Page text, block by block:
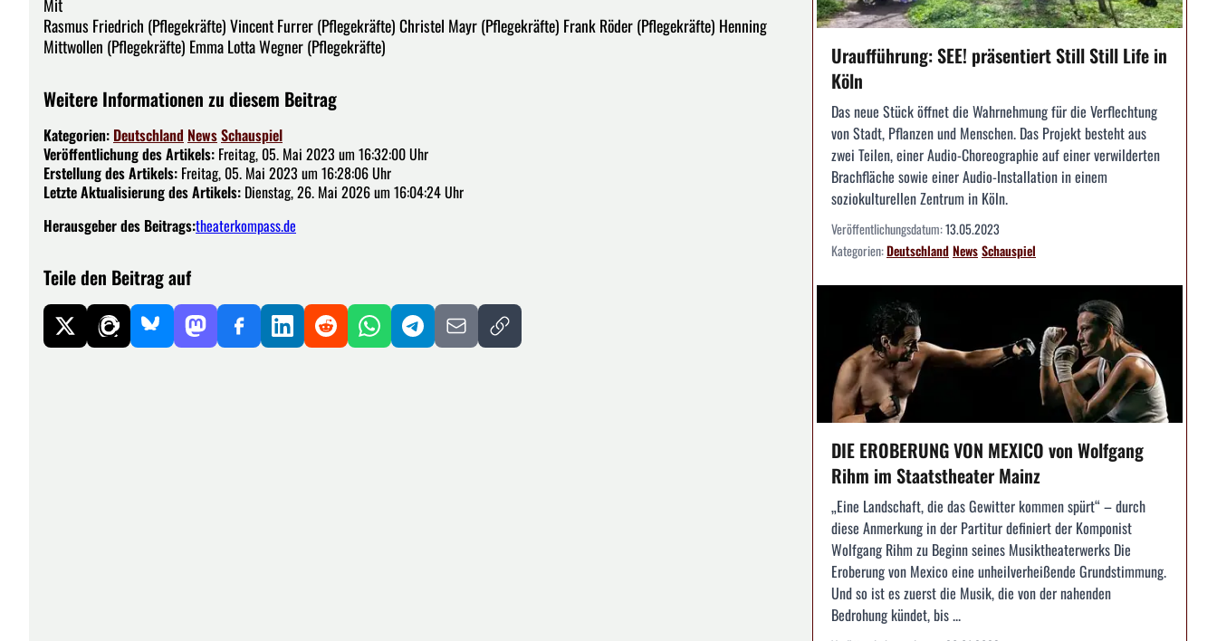
Rasmus Friedrich (Pflegekräfte) Vincent Furrer (Pflegekräfte) Christel Mayr (Pflegekräfte) Frank Röder (Pflegekräfte) Henning
Mittwollen (Pflegekräfte) Emma Lotta Wegner (Pflegekräfte)
Weitere Informationen zu diesem Beitrag
Kategorien: Deutschland NewsSchauspiel
Veröffentlichung des Artikels: Freitag, 05. Mai 2023 um 16:32:00 Uhr
Erstellung des Artikels: Freitag, 05. Mai 2023 um 16:28:06 Uhr
Letzte Aktualisierung des Artikels: Dienstag, 26. Mai 2026 um 16:04:24 Uhr
Herausgeber des Beitrags:theaterkompass.de
Teile den Beitrag auf
Uraufführung: SEE! präsentiert Still Still Life in
Köln
Das neue Stück öffnet die Wahrnehmung für die Verflechtung
von Stadt, Pflanzen und Menschen. Das Projekt besteht aus
zwei Teilen, einer Audio-Choreographie auf einer verwilderten
Brachfläche sowie einer Audio-Installation in einem
soziokulturellen Zentrum in Köln.
Veröffentlichungsdatum:13.05.2023
Kategorien:DeutschlandNewsSchauspiel
DIE EROBERUNG VON MEXICO von Wolfgang
Rihm im Staatstheater Mainz
„Eine Landschaft, die das Gewitter kommen spürt“ – durch
diese Anmerkung in der Partitur definiert der Komponist
Wolfgang Rihm zu Beginn seines Musiktheaterwerks Die
Eroberung von Mexico eine unheilverheißende Grundstimmung.
Und so ist es zuerst die Musik, die von der nahenden
Bedrohung kündet, bis ...